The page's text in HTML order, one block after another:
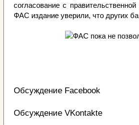
согласование с
ФАС издание уверили, что других
Обсуждение Facebook
Обсуждение VKontakte